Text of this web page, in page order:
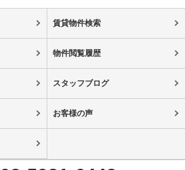
賃貸物件検索
物件閲覧履歴
スタッフブログ
お客様の声